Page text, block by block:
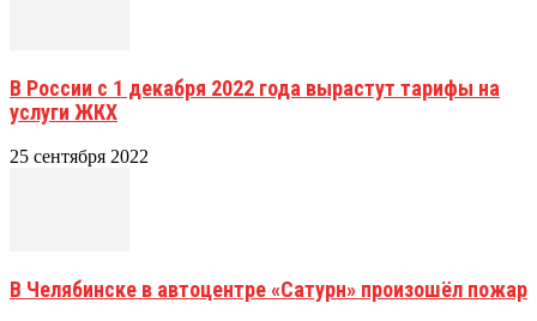
В России с 1 декабря 2022 года вырастут тарифы на
услуги ЖКХ
25 сентября 2022
В Челябинске в автоцентре «Сатурн» произошёл пожар